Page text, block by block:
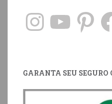
GARANTA SEU SEGURO